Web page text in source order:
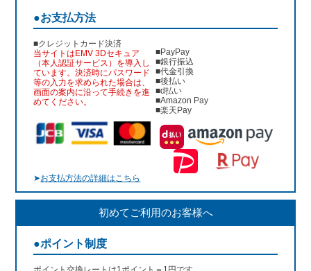
●お支払方法
■クレジットカード決済
当サイトはEMV 3Dセキュア
（本人認証サービス）を導入し
ています。決済時にパスワード
等の入力を求められた場合は、
画面の案内に沿って手続きを進
めてください。
■PayPay
■銀行振込
■代金引換
■後払い
■d払い
■Amazon Pay
■楽天Pay
➤お支払方法の詳細はこちら
初めてご利用のお客様へ
●ポイント制度